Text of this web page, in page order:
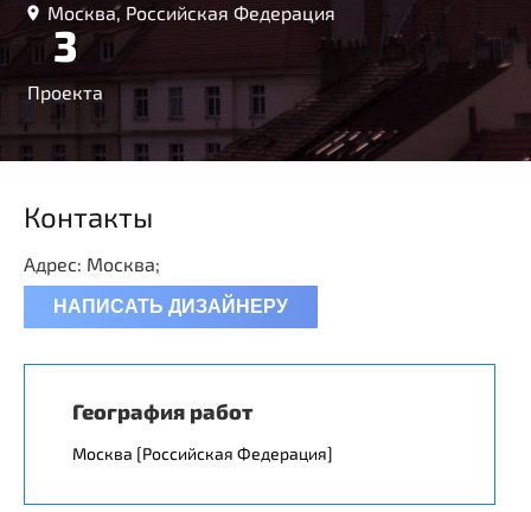
Москва, Российская Федерация
3
Проекта
Контакты
Адрес: Москва;
НАПИСАТЬ ДИЗАЙНЕРУ
География работ
Москва [Российская Федерация]